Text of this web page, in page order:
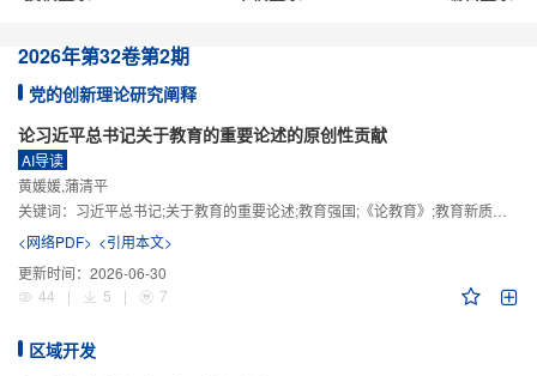
2026年第32卷第2期
党的创新理论研究阐释
论习近平总书记关于教育的重要论述的原创性贡献
AI导读
黄媛媛,蒲清平
关键词： 习近平总书记;关于教育的重要论述;教育强国;《论教育》;教育新质生产力;教育人工智能
<网络PDF> <引用本文>
更新时间： 2026-06-30
44
| 5 | 7
区域开发